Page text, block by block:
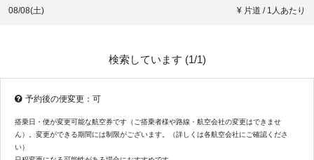
08/08(土) ¥ 片道 / 1人あたり
検索しています (1/1)
予約後の便変更：可
搭乗日・便が変更可能な航空券です（ご搭乗者様や路線・航空会社の変更はできませ
ん）。変更ができる期間には制限がございます。（詳しくは各航空会社にご確認くださ
い）